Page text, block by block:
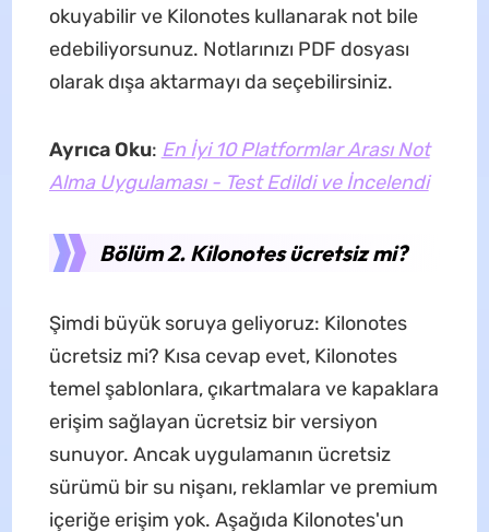
okuyabilir ve Kilonotes kullanarak not bile
edebiliyorsunuz. Notlarınızı PDF dosyası
olarak dışa aktarmayı da seçebilirsiniz.
Ayrıca Oku: En İyi 10 Platformlar Arası Not
Alma Uygulaması - Test Edildi ve İncelendi
Bölüm 2. Kilonotes ücretsiz mi?
Şimdi büyük soruya geliyoruz: Kilonotes
ücretsiz mi? Kısa cevap evet, Kilonotes
temel şablonlara, çıkartmalara ve kapaklara
erişim sağlayan ücretsiz bir versiyon
sunuyor. Ancak uygulamanın ücretsiz
sürümü bir su nişanı, reklamlar ve premium
içeriğe erişim yok. Aşağıda Kilonotes'un